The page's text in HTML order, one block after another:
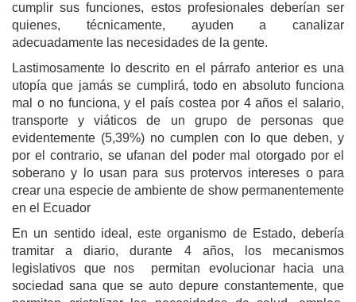
cumplir sus funciones, estos profesionales deberían ser
quienes, técnicamente, ayuden a canalizar
adecuadamente las necesidades de la gente.
Lastimosamente lo descrito en el párrafo anterior es una
utopía que jamás se cumplirá, todo en absoluto funciona
mal o no funciona, y el país costea por 4 años el salario,
transporte y viáticos de un grupo de personas que
evidentemente (5,39%) no cumplen con lo que deben, y
por el contrario, se ufanan del poder mal otorgado por el
soberano y lo usan para sus protervos intereses o para
crear una especie de ambiente de show permanentemente
en el Ecuador
En un sentido ideal, este organismo de Estado, debería
tramitar a diario, durante 4 años, los mecanismos
legislativos que nos permitan evolucionar hacia una
sociedad sana que se auto depure constantemente, que